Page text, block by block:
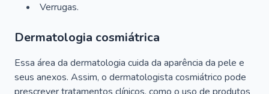
Verrugas.
Dermatologia cosmiátrica
Essa área da dermatologia cuida da aparência da pele e
seus anexos. Assim, o dermatologista cosmiátrico pode